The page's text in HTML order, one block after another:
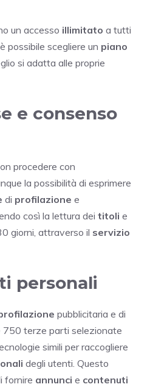
un accesso illimitato a tutti
possibile scegliere un piano
si adatta alle proprie
e consenso
procedere con
la possibilità di esprimere
di profilazione e
così la lettura dei titoli e
giorni, attraverso il servizio
personali
pubblicitaria e di
750 terze parti selezionate
simili per raccogliere
degli utenti. Questo
fornire annunci e contenuti